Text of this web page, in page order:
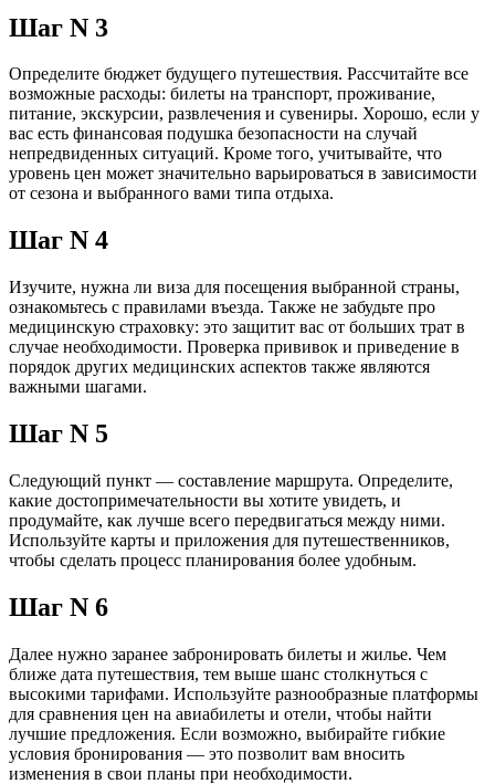
Шаг N 3
Определите бюджет будущего путешествия. Рассчитайте все
возможные расходы: билеты на транспорт, проживание,
питание, экскурсии, развлечения и сувениры. Хорошо, если у
вас есть финансовая подушка безопасности на случай
непредвиденных ситуаций. Кроме того, учитывайте, что
уровень цен может значительно варьироваться в зависимости
от сезона и выбранного вами типа отдыха.
Шаг N 4
Изучите, нужна ли виза для посещения выбранной страны,
ознакомьтесь с правилами въезда. Также не забудьте про
медицинскую страховку: это защитит вас от больших трат в
случае необходимости. Проверка прививок и приведение в
порядок других медицинских аспектов также являются
важными шагами.
Шаг N 5
Следующий пункт — составление маршрута. Определите,
какие достопримечательности вы хотите увидеть, и
продумайте, как лучше всего передвигаться между ними.
Используйте карты и приложения для путешественников,
чтобы сделать процесс планирования более удобным.
Шаг N 6
Далее нужно заранее забронировать билеты и жилье. Чем
ближе дата путешествия, тем выше шанс столкнуться с
высокими тарифами. Используйте разнообразные платформы
для сравнения цен на авиабилеты и отели, чтобы найти
лучшие предложения. Если возможно, выбирайте гибкие
условия бронирования — это позволит вам вносить
изменения в свои планы при необходимости.